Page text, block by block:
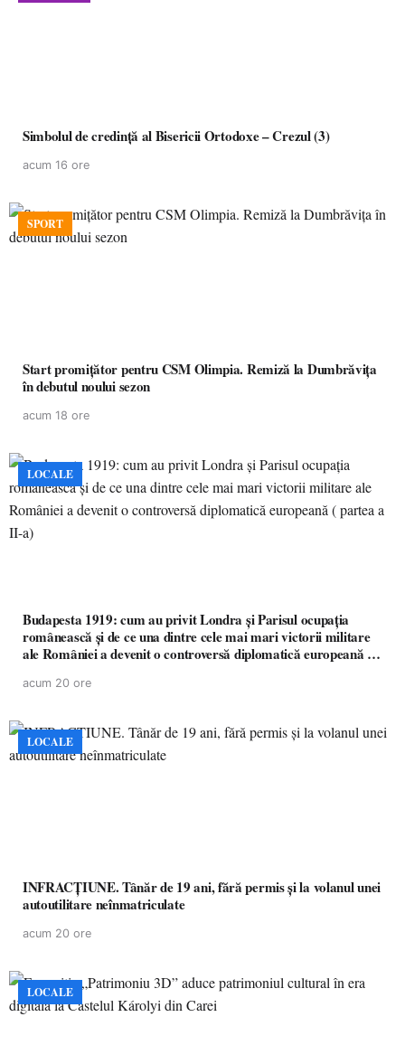
Simbolul de credinţă al Bisericii Ortodoxe – Crezul (3)
acum 16 ore
SPORT
Start promițător pentru CSM Olimpia. Remiză la Dumbrăvița
în debutul noului sezon
acum 18 ore
LOCALE
Budapesta 1919: cum au privit Londra și Parisul ocupația
românească și de ce una dintre cele mai mari victorii militare
ale României a devenit o controversă diplomatică europeană (
acum 20 ore
LOCALE
INFRACȚIUNE. Tânăr de 19 ani, fără permis și la volanul unei
autoutilitare neînmatriculate
acum 20 ore
LOCALE